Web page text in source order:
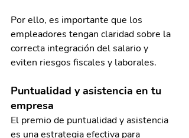
Por ello, es importante que los
empleadores tengan claridad sobre la
correcta integración del salario y
eviten riesgos fiscales y laborales.
Puntualidad y asistencia en tu
empresa
El premio de puntualidad y asistencia
es una estrategia efectiva para